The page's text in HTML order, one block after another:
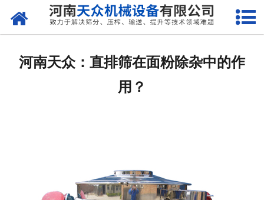
网站首页
联系我们
河南天众：直排筛在面粉除杂中的作
用？